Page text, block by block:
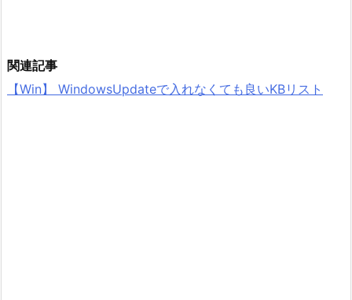
関連記事
【Win】 WindowsUpdateで入れなくても良いKBリスト